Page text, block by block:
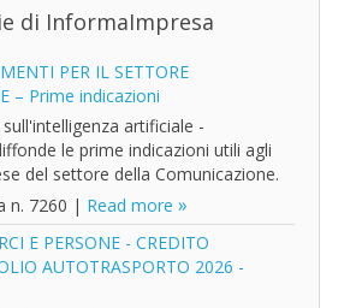
di InformaImpresa
PER IL SETTORE
– Prime indicazioni
artificiale -
le prime indicazioni utili agli
del settore della Comunicazione.
n. 7260 | Read more
E PERSONE - CREDITO
AUTOTRASPORTO 2026 -